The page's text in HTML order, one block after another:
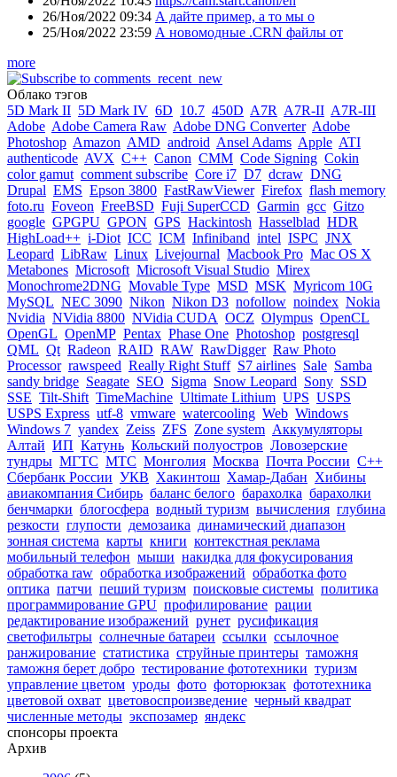
26/Ноя/2022 09:34 А дайте пример, а то мы о
25/Ноя/2022 23:59 А новомодные .CRN файлы от
more
Облако тэгов
5D Mark II 5D Mark IV 6D 10.7 450D A7R A7R-II A7R-III
Adobe Adobe Camera Raw Adobe DNG Converter Adobe
Photoshop Amazon AMD android Ansel Adams Apple ATI
authenticode AVX C++ Canon CMM Code Signing Cokin
color gamut comment subscribe Core i7 D7 dcraw DNG
Drupal EMS Epson 3800 FastRawViewer Firefox flash memory
foto.ru Foveon FreeBSD Fuji SuperCCD Garmin gcc Gitzo
google GPGPU GPON GPS Hackintosh Hasselblad HDR
HighLoad++ i-Diot ICC ICM Infiniband intel ISPC JNX
Leopard LibRaw Linux Livejournal Macbook Pro Mac OS X
Metabones Microsoft Microsoft Visual Studio Mirex
Monochrome2DNG Movable Type MSD MSK Myricom 10G
MySQL NEC 3090 Nikon Nikon D3 nofollow noindex Nokia
Nvidia NVidia 8800 NVidia CUDA OCZ Olympus OpenCL
OpenGL OpenMP Pentax Phase One Photoshop postgresql
QML Qt Radeon RAID RAW RawDigger Raw Photo
Processor rawspeed Really Right Stuff S7 airlines Sale Samba
sandy bridge Seagate SEO Sigma Snow Leopard Sony SSD
SSE Tilt-Shift TimeMachine Ultimate Lithium UPS USPS
USPS Express utf-8 vmware watercooling Web Windows
Windows 7 yandex Zeiss ZFS Zone system Аккумуляторы
Алтай ИП Катунь Кольский полуостров Ловозерские
тундры МГТС МТС Монголия Москва Почта России С++
Сбербанк России УКВ Хакинтош Хамар-Дабан Хибины
авиакомпания Сибирь баланс белого барахолка барахолки
бенчмарки блогосфера водный туризм вычисления глубина
резкости глупости демозаика динамический диапазон
зонная система карты книги контекстная реклама
мобильный телефон мыши накидка для фокусирования
обработка raw обработка изображений обработка фото
оптика патчи пеший туризм поисковые системы политика
программирование GPU профилирование рации
редактирование изображений рунет русификация
светофильтры солнечные батареи ссылки ссылочное
ранжирование статистика струйные принтеры таможня
таможня берет добро тестирование фототехники туризм
управление цветом уроды фото фоторюкзак фототехника
цветовой охват цветовоспроизведение черный квадрат
численные методы экспозамер яндекс
спонсоры проекта
Архив